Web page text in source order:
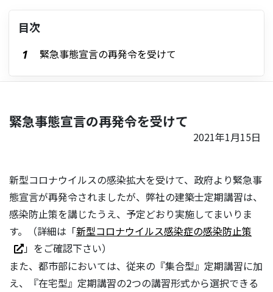
目次
緊急事態宣言の再発令を受けて
緊急事態宣言の再発令を受けて
2021年1月15日
新型コロナウイルスの感染拡大を受けて、政府より緊急事
態宣言が再発令されましたが、弊社の建築士定期講習は、
感染防止策を講じたうえ、予定どおり実施してまいりま
す。（詳細は「新型コロナウイルス感染症の感染防止策
」をご確認下さい）
また、都市部においては、従来の『集合型』定期講習に加
え、『在宅型』定期講習の2つの講習形式から選択できる